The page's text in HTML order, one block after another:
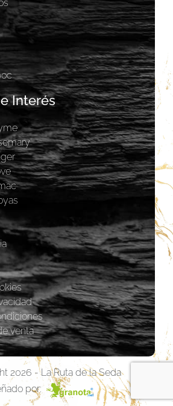
Interés
venta
2026 - La Ruta de la Seda
por: